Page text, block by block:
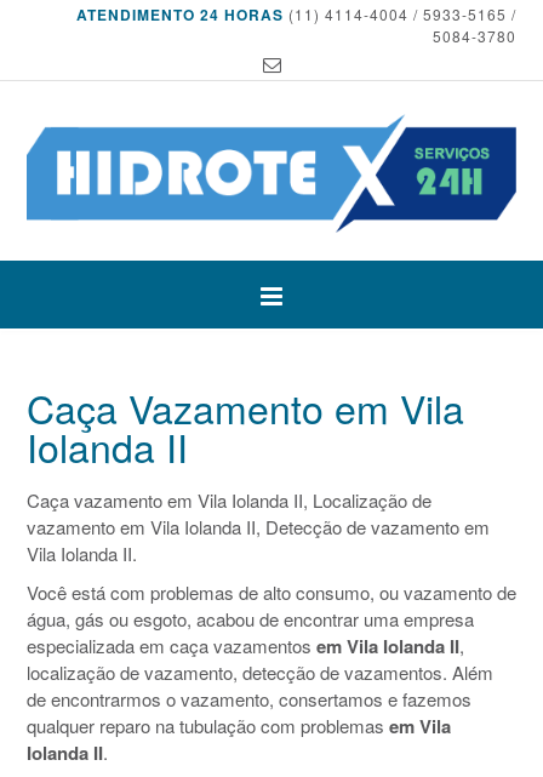
ATENDIMENTO 24 HORAS (11) 4114-4004 / 5933-5165 /
5084-3780
Caça Vazamento em Vila
Iolanda II
Caça vazamento em Vila Iolanda II, Localização de
vazamento em Vila Iolanda II, Detecção de vazamento em
Vila Iolanda II.
Você está com problemas de alto consumo, ou vazamento de
água, gás ou esgoto, acabou de encontrar uma empresa
especializada em caça vazamentos em Vila Iolanda II,
localização de vazamento, detecção de vazamentos. Além
de encontrarmos o vazamento, consertamos e fazemos
qualquer reparo na tubulação com problemas em Vila
Iolanda II.